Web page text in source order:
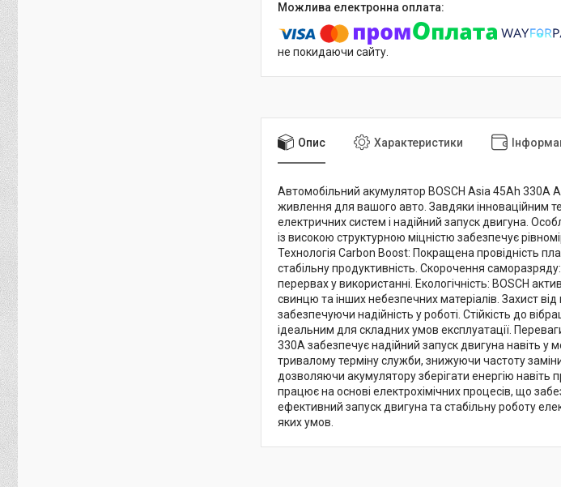
не покидаючи сайту.
Опис Характеристики
Автомобільний акумулятор BOSCH Asia 45Ah 330A
живлення для вашого авто. Завдяки інноваційним
електричних систем і надійний запуск двигуна.
із високою структурною міцністю забезпечує
Технологія Carbon Boost: Покращена провідність
стабільну продуктивність. Скорочення
перервах у використанні. Екологічність: BOSCH
свинцю та інших небезпечних матеріалів. Захист
забезпечуючи надійність у роботі. Стійкість до
ідеальним для складних умов експлуатації.
330A забезпечує надійний запуск двигуна навіть у
тривалому терміну служби, знижуючи частоту
дозволяючи акумулятору зберігати енергію
працює на основі електрохімічних процесів, що
ефективний запуск двигуна та стабільну роботу
яких умов.